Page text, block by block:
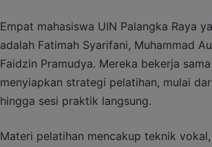
Empat mahasiswa UIN Palangka Raya
adalah Fatimah Syarifani, Muhammad
Faidzin Pramudya. Mereka bekerja
menyiapkan strategi pelatihan, mulai
hingga sesi praktik langsung.
Materi pelatihan mencakup teknik